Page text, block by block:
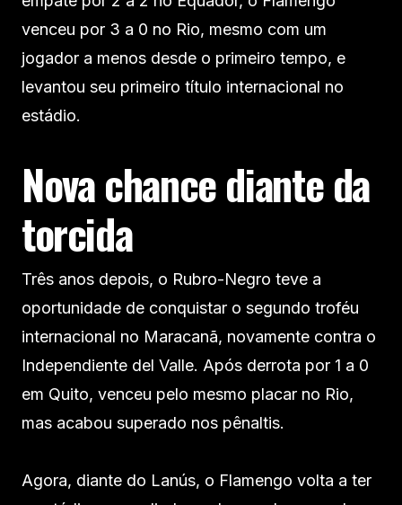
venceu por 3 a 0 no Rio, mesmo com um
jogador a menos desde o primeiro tempo, e
levantou seu primeiro título internacional no
estádio.
Nova chance diante da
torcida
Três anos depois, o Rubro-Negro teve a
oportunidade de conquistar o segundo troféu
internacional no Maracanã, novamente contra o
Independiente del Valle. Após derrota por 1 a 0
em Quito, venceu pelo mesmo placar no Rio,
mas acabou superado nos pênaltis.
Agora, diante do Lanús, o Flamengo volta a ter